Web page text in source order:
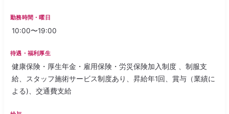
勤務時間・曜日
10:00〜19:00
待遇・福利厚生
健康保険・厚生年金・雇用保険・労災保険加入制度 、制服支
給、スタッフ施術サービス制度あり、昇給年1回、賞与（業績に
よる)、交通費支給